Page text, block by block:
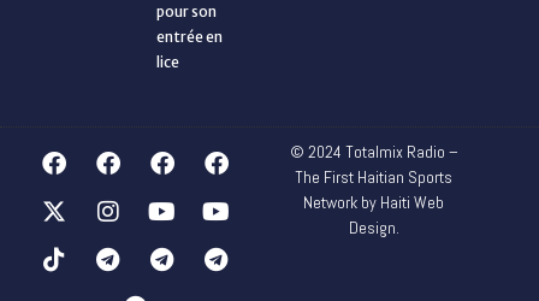
pour son
entrée en
lice
© 2024 Totalmix Radio –
The First Haitian Sports
Network by Haiti Web
Design.